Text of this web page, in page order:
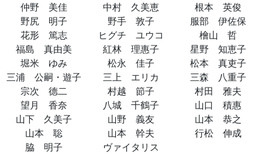
仲野 美佳
中村 久美恵
根本 英俊
野尻 明子
野手 敦子
服部 伊佐保
花形 篤志
ヒグチ ユウコ
檜山 哲
福島 真由美
紅林 理惠子
星野 知恵子
堀米 ゆみ
松永 佳子
松本 真吏子
三浦 公嗣・遊子
三上 エリカ
三森 八重子
宗次 德二
村越 節子
村田 雅夫
望月 香奈
八城 千鶴子
山口 積惠
山下 久美子
山野 義友
山本 恭之
山本 聡
山本 幹夫
行松 伸成
脇 明子
ヴァイタリス